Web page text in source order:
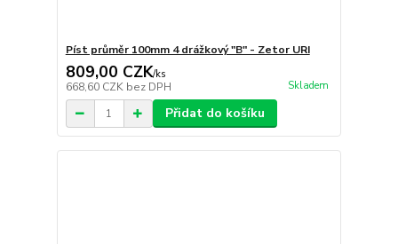
Píst průměr 100mm 4 drážkový "B" - Zetor URI
809,00 CZK/ks
668,60 CZK bez DPH Skladem
Přidat do košíku